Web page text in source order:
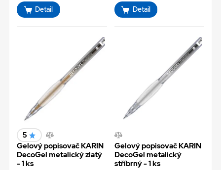
Detail Detail
5
Gelový popisovač KARIN
DecoGel metalický zlatý
- 1 ks
Gelový popisovač KARIN
DecoGel metalický
stříbrný - 1 ks